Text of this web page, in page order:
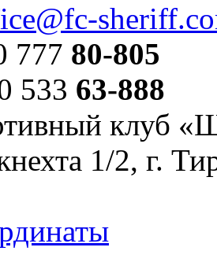
777 80-805
533 63-888
клуб
1/2, г.